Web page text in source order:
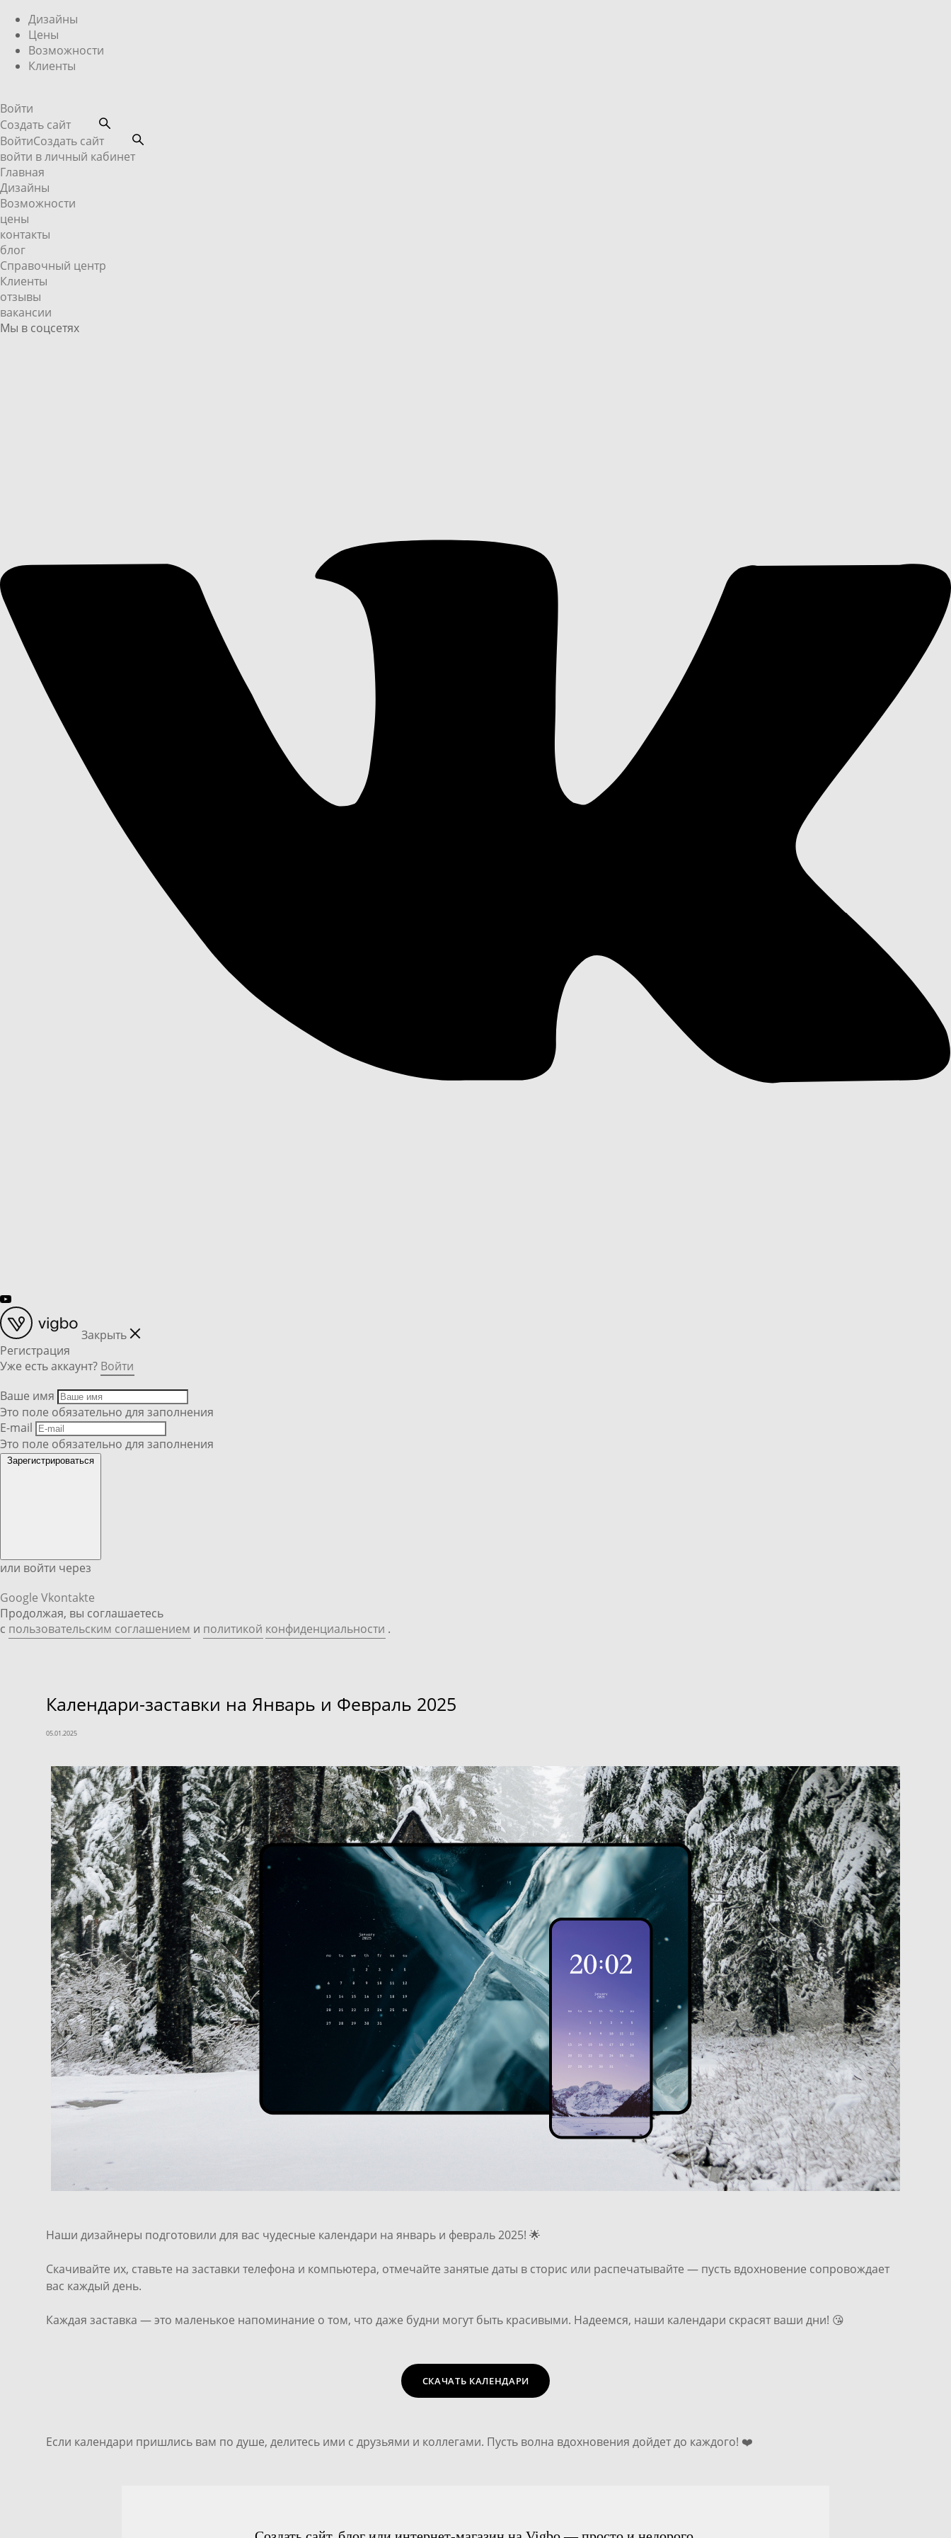
Дизайны
Цены
Возможности
Клиенты
Войти
Создать сайт
ВойтиСоздать сайт
войти в личный кабинет
Главная
Дизайны
Возможности
цены
контакты
блог
Справочный центр
Клиенты
отзывы
вакансии
Мы в соцсетях
Закрыть
Регистрация
Уже есть аккаунт? Войти
Ваше имя
Это поле обязательно для заполнения
E-mail
Это поле обязательно для заполнения
Зарегистрироваться
или войти через
Google Vkontakte
Продолжая, вы соглашаетесь
с пользовательским соглашением и политикой конфиденциальности .
Календари-заставки на Январь и Февраль 2025
05.01.2025
Наши дизайнеры подготовили для вас чудесные календари на январь и февраль 2025! 🌟
Скачивайте их, ставьте на заставки телефона и компьютера, отмечайте занятые даты в сторис или распечатывайте — пусть вдохновение сопровождает
вас каждый день.
Каждая заставка — это маленькое напоминание о том, что даже будни могут быть красивыми. Надеемся, наши календари скрасят ваши дни! 😘
СКАЧАТЬ КАЛЕНДАРИ
Если календари пришлись вам по душе, делитесь ими с друзьями и коллегами. Пусть волна вдохновения дойдет до каждого! ❤️